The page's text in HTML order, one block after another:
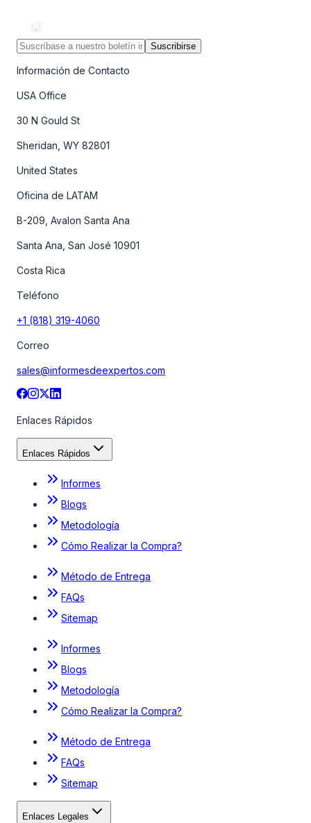
Suscribirse
Información de Contacto
USA Office
30 N Gould St
Sheridan, WY 82801
United States
Oficina de LATAM
B-209, Avalon Santa Ana
Santa Ana, San José 10901
Costa Rica
Teléfono
+1 (818) 319-4060
Correo
sales@informesdeexpertos.com
Enlaces Rápidos
Enlaces Rápidos
Informes
Blogs
Metodología
Cómo Realizar la Compra?
Método de Entrega
FAQs
Sitemap
Informes
Blogs
Metodología
Cómo Realizar la Compra?
Método de Entrega
FAQs
Sitemap
Enlaces Legales